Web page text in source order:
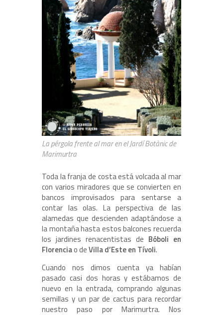
La pérgola frente al mar en el Jardí Botànic de
Marimurtra
Toda la franja de costa está volcada al mar
con varios miradores que se convierten en
bancos improvisados para sentarse a
contar las olas. La perspectiva de las
alamedas que descienden adaptándose a
la montaña hasta estos balcones recuerda
los jardines renacentistas de Bóboli en
Florenciao deVilla d’Este en Tívoli.
Cuando nos dimos cuenta ya habían
pasado casi dos horas y estábamos de
nuevo en la entrada, comprando algunas
semillas y un par de cactus para recordar
nuestro paso por Marimurtra. Nos